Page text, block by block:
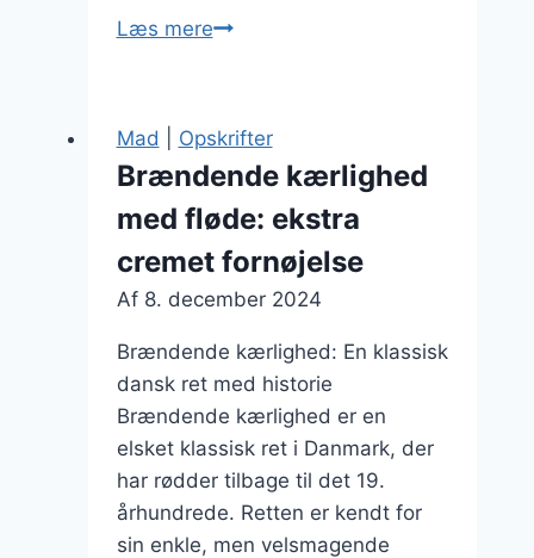
Læs mereBrændende
tilføj
lidt
spice
Mad Opskrifter
Brændende kærlighed
med fløde: ekstra
cremet fornøjelse
Af 8. december 2024
Brændende kærlighed: En klassisk
dansk ret med historie
Brændende kærlighed er en
elsket klassisk ret i Danmark, der
har rødder tilbage til det 19.
århundrede. Retten er kendt for
sin enkle, men velsmagende